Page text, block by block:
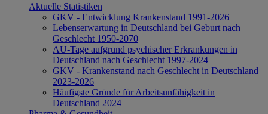
Aktuelle Statistiken
GKV - Entwicklung Krankenstand 1991-2026
Lebenserwartung in Deutschland bei Geburt nach
Geschlecht 1950-2070
AU-Tage aufgrund psychischer Erkrankungen in
Deutschland nach Geschlecht 1997-2024
GKV - Krankenstand nach Geschlecht in Deutschland
2023-2026
Häufigste Gründe für Arbeitsunfähigkeit in
Deutschland 2024